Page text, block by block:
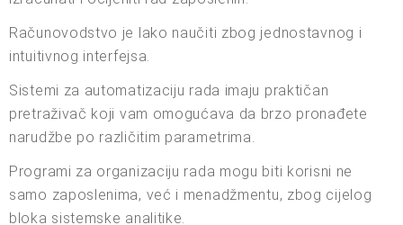
Računovodstvo je lako naučiti zbog jednostavnog i
intuitivnog interfejsa.
Sistemi za automatizaciju rada imaju praktičan
pretraživač koji vam omogućava da brzo pronađete
narudžbe po različitim parametrima.
Programi za organizaciju rada mogu biti korisni ne
samo zaposlenima, već i menadžmentu, zbog cijelog
bloka sistemske analitike.